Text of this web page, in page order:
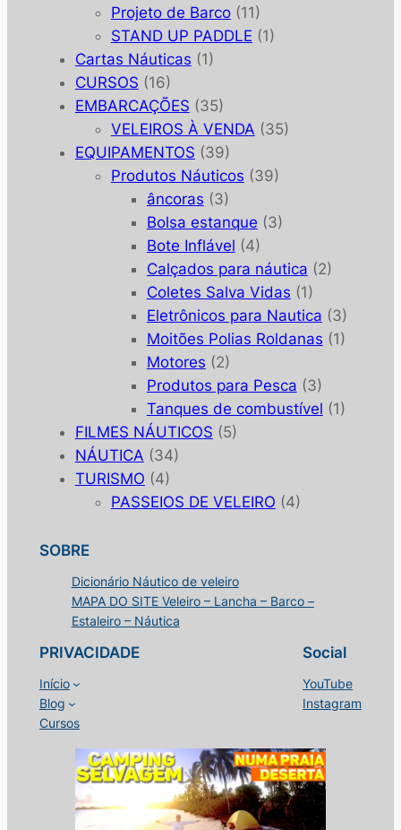
Projeto de Barco(11)
STAND UP PADDLE (1)
Cartas Náuticas (1)
CURSOS (16)
EMBARCAÇÕES (35)
VELEIROS À VENDA (35)
EQUIPAMENTOS (39)
Produtos Náuticos (39)
âncoras (3)
Bolsa estanque (3)
Bote Inflável (4)
Calçados para náutica (2)
Coletes Salva Vidas (1)
Eletrônicos para Nautica (3)
Moitões Polias Roldanas (1)
Motores (2)
Produtos para Pesca (3)
Tanques de combustível (1)
FILMES NÁUTICOS (5)
NÁUTICA (34)
TURISMO (4)
PASSEIOS DE VELEIRO (4)
SOBRE
Dicionário Náutico de veleiro
MAPA DO SITE Veleiro – Lancha – Barco –
Estaleiro – Náutica
PRIVACIDADE
Início
Blog
Cursos
Social
YouTube
Instagram